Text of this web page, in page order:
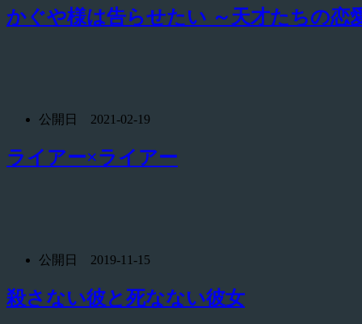
かぐや様は告らせたい ～天才たちの恋
公開日 2021-02-19
ライアー×ライアー
公開日 2019-11-15
殺さない彼と死なない彼女